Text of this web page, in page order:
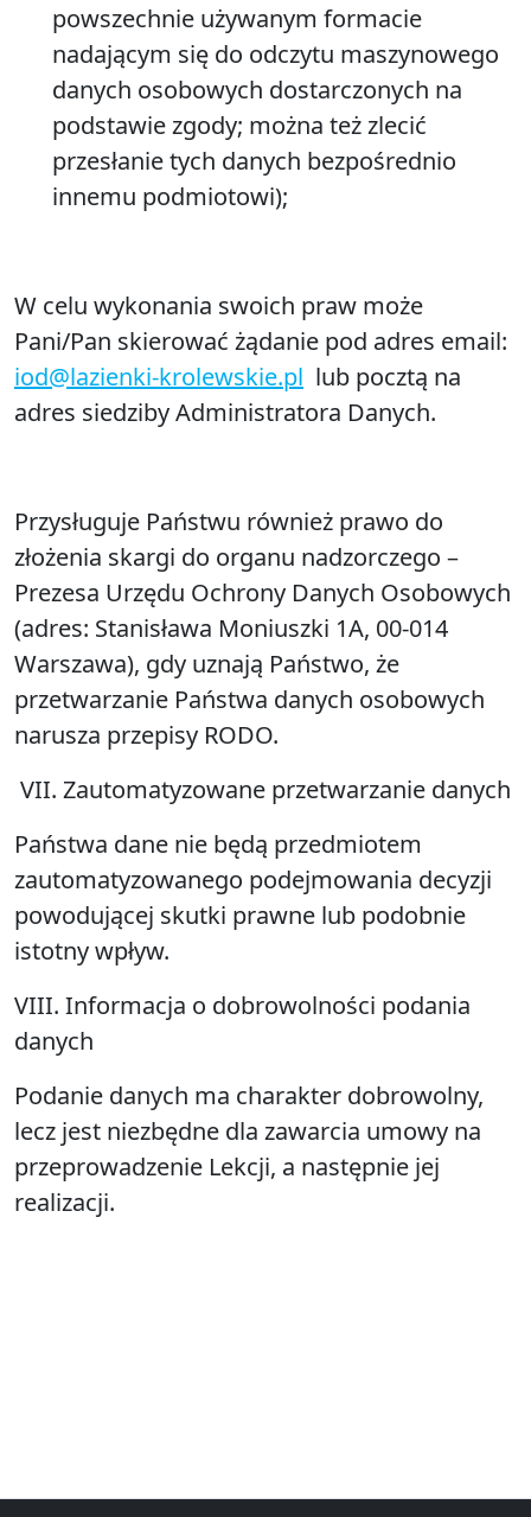
powszechnie używanym formacie
nadającym się do odczytu maszynowego
danych osobowych dostarczonych na
podstawie zgody; można też zlecić
przesłanie tych danych bezpośrednio
innemu podmiotowi);
W celu wykonania swoich praw może
Pani/Pan skierować żądanie pod adres email:
iod@lazienki-krolewskie.pl lub pocztą na
adres siedziby Administratora Danych.
Przysługuje Państwu również prawo do
złożenia skargi do organu nadzorczego –
Prezesa Urzędu Ochrony Danych Osobowych
(adres: Stanisława Moniuszki 1A, 00-014
Warszawa), gdy uznają Państwo, że
przetwarzanie Państwa danych osobowych
narusza przepisy RODO.
VII. Zautomatyzowane przetwarzanie danych
Państwa dane nie będą przedmiotem
zautomatyzowanego podejmowania decyzji
powodującej skutki prawne lub podobnie
istotny wpływ.
VIII. Informacja o dobrowolności podania
danych
Podanie danych ma charakter dobrowolny,
lecz jest niezbędne dla zawarcia umowy na
przeprowadzenie Lekcji, a następnie jej
realizacji.